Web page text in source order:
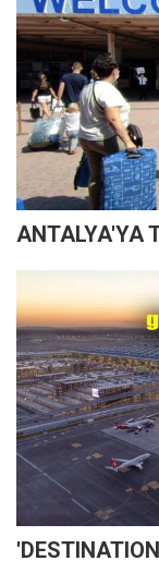
ANTALYA'YA